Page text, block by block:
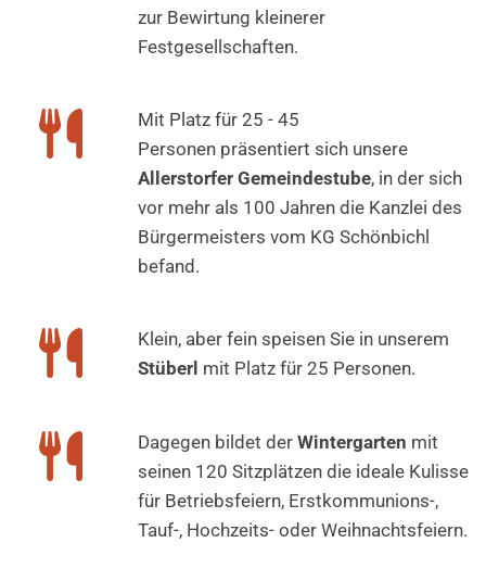
zur Bewirtung kleinerer
Festgesellschaften.

Mit Platz für 25 - 45
Personen präsentiert sich unsere
Allerstorfer Gemeindestube, in der sich
vor mehr als 100 Jahren die Kanzlei des
Bürgermeisters vom KG Schönbichl
befand.

Klein, aber fein speisen Sie in unserem
Stüberl mit Platz für 25 Personen.
 Dagegen bildet der Wintergarten mit
seinen 120 Sitzplätzen die ideale Kulisse
für Betriebsfeiern, Erstkommunions-,
Tauf-, Hochzeits- oder Weihnachtsfeiern.